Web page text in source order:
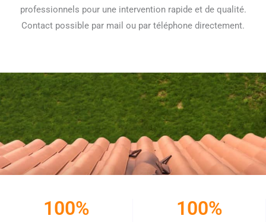
professionnels pour une intervention rapide et de qualité.
Contact possible par mail ou par téléphone directement.
100% 100%